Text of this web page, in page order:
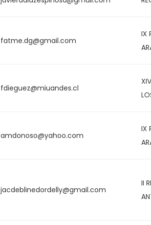
fatme.dg@gmail.com
IX
fdieguez@miuandes.cl
amdonoso@yahoo.com
IX
jacdeblinedordelly@gmail.com
II